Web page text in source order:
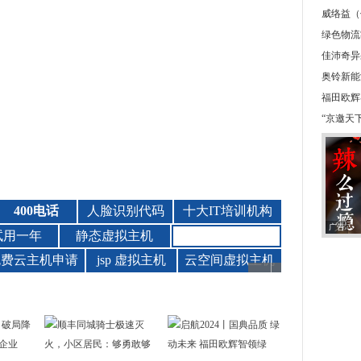
威络益
绿色物
佳沛奇
奥铃新
福田欧
“京邀天
广告